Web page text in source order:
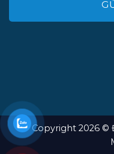
Copyright 2026 ©